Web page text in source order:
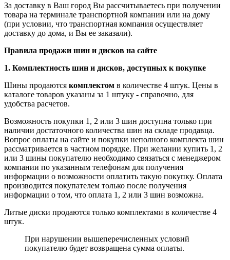
За доставку в Ваш город Вы рассчитываетесь при получении
товара на терминале транспортной компании или на дому
(при условии, что транспортная компания осуществляет
доставку до дома, и Вы ее заказали).
Правила продажи шин и дисков на сайте
1. Комплектность шин и дисков, доступных к покупке
Шины продаются комплектом в количестве 4 штук. Цены в
каталоге товаров указаны за 1 штуку - справочно, для
удобства расчетов.
Возможность покупки 1, 2 или 3 шин доступна только при
наличии достаточного количества шин на складе продавца.
Вопрос оплаты на сайте и покупки неполного комплекта шин
рассматривается в частном порядке. При желании купить 1, 2
или 3 шины покупателю необходимо связаться с менеджером
компании по указанным телефонам для получения
информации о возможности оплатить такую покупку. Оплата
производится покупателем только после получения
информации о том, что оплата 1, 2 или 3 шин возможна.
Литые диски продаются только комплектами в количестве 4
штук.
При нарушении вышеперечисленных условий
покупателю будет возвращена сумма оплаты.